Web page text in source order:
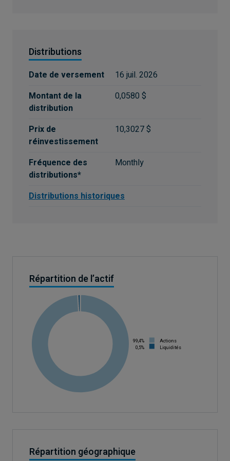
Distributions
Date de versement
16 juil. 2026
Montant de la
distribution
0,0580 $
Prix de
réinvestissement
10,3027 $
Fréquence des
distributions*
Monthly
Distributions historiques
Répartition de l’actif
Actions
99,4%
Liquidités
0,5%
Répartition géographique